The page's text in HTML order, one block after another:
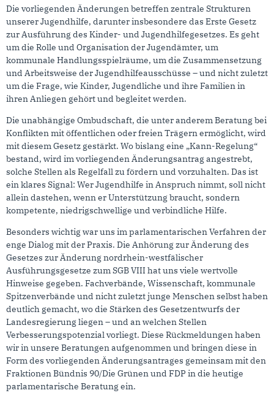
Die vorliegenden Änderungen betreffen zentrale Strukturen
unserer Jugendhilfe, darunter insbesondere das Erste Gesetz
zur Ausführung des Kinder- und Jugendhilfegesetzes. Es geht
um die Rolle und Organisation der Jugendämter, um
kommunale Handlungsspielräume, um die Zusammensetzung
und Arbeitsweise der Jugendhilfeausschüsse – und nicht zuletzt
um die Frage, wie Kinder, Jugendliche und ihre Familien in
ihren Anliegen gehört und begleitet werden.
Die unabhängige Ombudschaft, die unter anderem Beratung bei
Konflikten mit öffentlichen oder freien Trägern ermöglicht, wird
mit diesem Gesetz gestärkt. Wo bislang eine „Kann-Regelung“
bestand, wird im vorliegenden Änderungsantrag angestrebt,
solche Stellen als Regelfall zu fördern und vorzuhalten. Das ist
ein klares Signal: Wer Jugendhilfe in Anspruch nimmt, soll nicht
allein dastehen, wenn er Unterstützung braucht, sondern
kompetente, niedrigschwellige und verbindliche Hilfe.
Besonders wichtig war uns im parlamentarischen Verfahren der
enge Dialog mit der Praxis. Die Anhörung zur Änderung des
Gesetzes zur Änderung nordrhein-westfälischer
Ausführungsgesetze zum SGB VIII hat uns viele wertvolle
Hinweise gegeben. Fachverbände, Wissenschaft, kommunale
Spitzenverbände und nicht zuletzt junge Menschen selbst haben
deutlich gemacht, wo die Stärken des Gesetzentwurfs der
Landesregierung liegen – und an welchen Stellen
Verbesserungspotenzial vorliegt. Diese Rückmeldungen haben
wir in unsere Beratungen aufgenommen und bringen diese in
Form des vorliegenden Änderungsantrages gemeinsam mit den
Fraktionen Bündnis 90/Die Grünen und FDP in die heutige
parlamentarische Beratung ein.